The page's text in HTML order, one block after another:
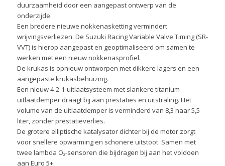
duurzaamheid door een aangepast ontwerp van de
onderzijde.
Een bredere nieuwe nokkenasketting vermindert
wrijvingsverliezen. De Suzuki Racing Variable Valve Timing (SR-
VVT) is hierop aangepast en geoptimaliseerd om samen te
werken met een nieuw nokkenasprofiel.
De krukas is opnieuw ontworpen met dikkere lagers en een
aangepaste krukasbehuizing.
Een nieuw 4-2-1-uitlaatsysteem met slankere titanium
uitlaatdemper draagt bij aan prestaties en uitstraling. Het
volume van de uitlaatdemper is verminderd van 8,3 naar 5,5
liter, zonder prestatieverlies.
De grotere elliptische katalysator dichter bij de motor zorgt
voor snellere opwarming en schonere uitstoot. Samen met
twee lambda O₂-sensoren die bijdragen bij aan het voldoen
aan Euro 5+.